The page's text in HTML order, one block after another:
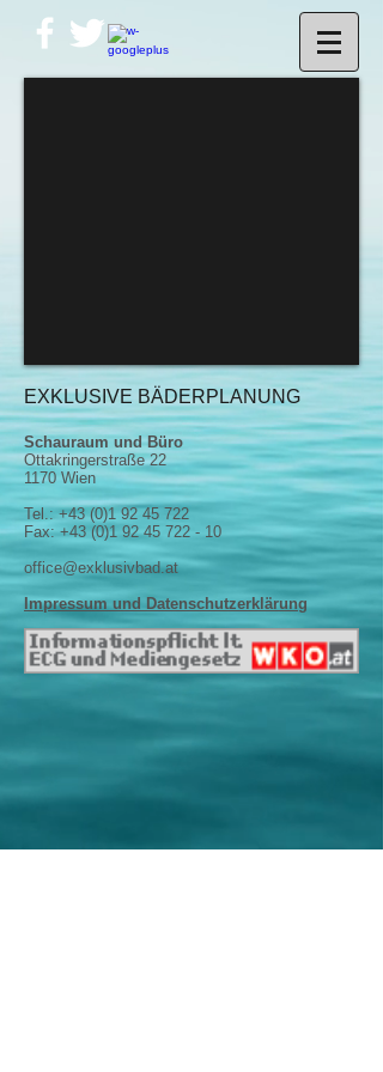
EXKLUSIVE BÄDERPLANUNG
Schauraum und Büro
Ottakringerstraße 22
1170 Wien
Tel.: +43 (0)1 92 45 722
Fax: +43 (0)1 92 45 722 - 10
office@exklusivbad.at
Impressum und Datenschutzerklärung